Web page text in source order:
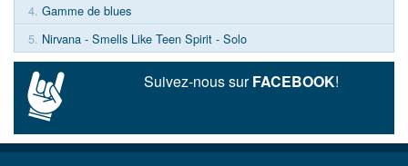
4. Gamme de blues
5. Nirvana - Smells Like Teen Spirit - Solo
Suivez-nous surFACEBOOK!